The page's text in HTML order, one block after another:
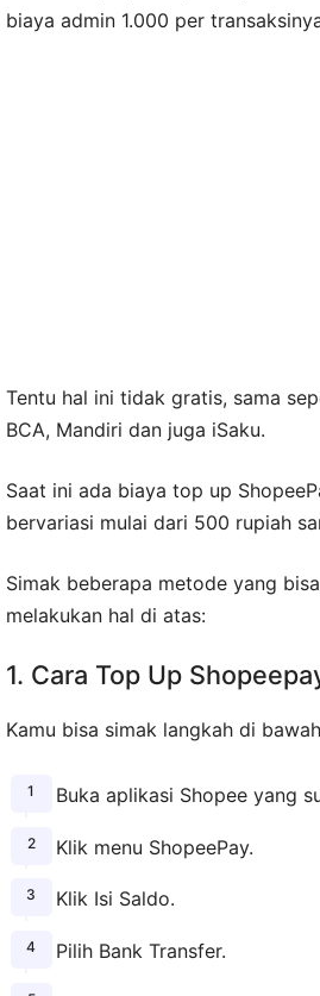
biaya admin 1.000 per
Tentu hal ini tidak gratis, sama
BCA, Mandiri dan juga iSaku.
Saat ini ada biaya top up
bervariasi mulai dari 500 rupiah
Simak beberapa metode yang
melakukan hal di atas:
1. Cara Top Up
Kamu bisa simak langkah di
Buka aplikasi Shopee yang
Klik menu ShopeePay.
Klik Isi Saldo.
Pilih Bank Transfer.